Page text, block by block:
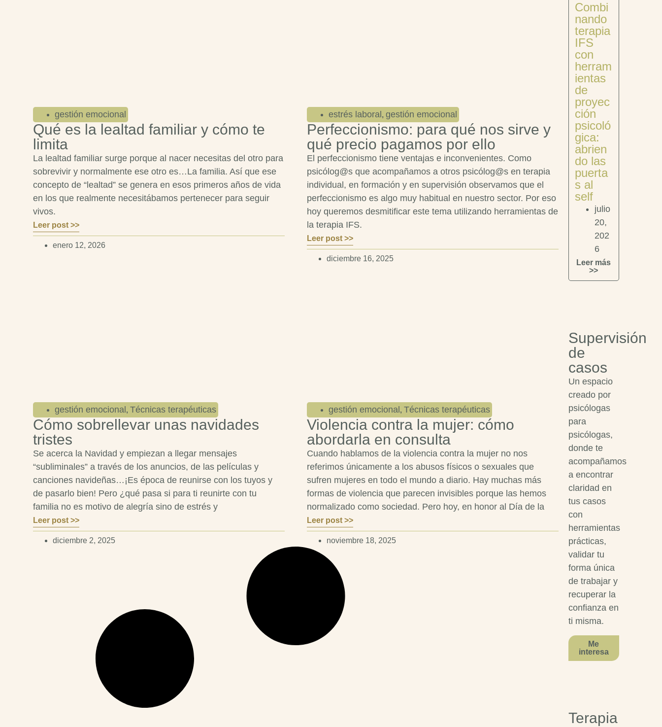
gestión emocional
Qué es la lealtad familiar y cómo te
limita
La lealtad familiar surge porque al nacer necesitas del otro para
sobrevivir y normalmente ese otro es…La familia. Así que ese
concepto de “lealtad” se genera en esos primeros años de vida
en los que realmente necesitábamos pertenecer para seguir
vivos.
Leer post >>
enero 12, 2026
estrés laboral , gestión emocional
Perfeccionismo: para qué nos sirve y
qué precio pagamos por ello
El perfeccionismo tiene ventajas e inconvenientes. Como
psicólog@s que acompañamos a otros psicólog@s en terapia
individual, en formación y en supervisión observamos que el
perfeccionismo es algo muy habitual en nuestro sector. Por eso
hoy queremos desmitificar este tema utilizando herramientas de
la terapia IFS.
Leer post >>
diciembre 16, 2025
gestión emocional ,Técnicas terapéuticas
Cómo sobrellevar unas navidades
tristes
Se acerca la Navidad y empiezan a llegar mensajes
“subliminales” a través de los anuncios, de las películas y
canciones navideñas…¡Es época de reunirse con los tuyos y
de pasarlo bien! Pero ¿qué pasa si para ti reunirte con tu
familia no es motivo de alegría sino de estrés y
Leer post >>
diciembre 2, 2025
gestión emocional , Técnicas terapéuticas
Violencia contra la mujer: cómo
abordarla en consulta
Cuando hablamos de la violencia contra la mujer no nos
referimos únicamente a los abusos físicos o sexuales que
sufren mujeres en todo el mundo a diario. Hay muchas más
formas de violencia que parecen invisibles porque las hemos
normalizado como sociedad. Pero hoy, en honor al Día de la
Leer post >>
noviembre 18, 2025
Combi
nando
terapia
IFS
con
herram
ientas
de
proyec
ción
psicoló
gica:
abrien
do las
puerta
s al
self
julio
20,
202
6
Leer más
>>
Supervisión
de
casos
Un espacio
creado por
psicólogas
para
psicólogas,
donde te
acompañamos
a encontrar
claridad en
tus casos
con
herramientas
prácticas,
validar tu
forma única
de trabajar y
recuperar la
confianza en
ti misma.
Me
interesa
Terapia